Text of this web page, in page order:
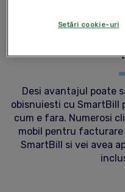
facturare
Desi avantajul poate
obisnuiesti cu SmartBill
cum e fara. Numerosi
mobil pentru
SmartBill si vei avea
Setări cookie-uri